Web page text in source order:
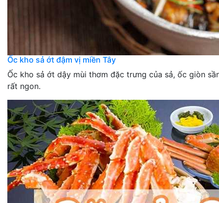
Ốc kho sả ớt đậm vị miền Tây
Ốc kho sả ớt dậy mùi thơm đặc trưng của sả, ốc giòn
rất ngon.